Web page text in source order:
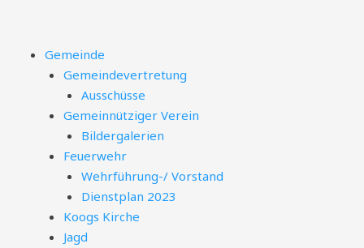
springenGemeinde
Gemeindevertretung
Ausschüsse
Gemeinnütziger Verein
Bildergalerien
Feuerwehr
Wehrführung-/ Vorstand
Dienstplan 2023
Koogs Kirche
Jagd
Menü